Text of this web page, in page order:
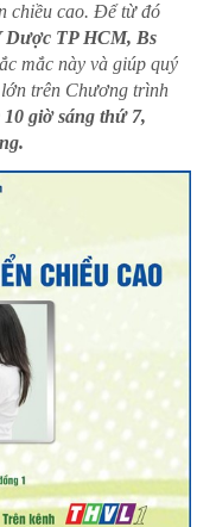
chiều cao. Để từ đó
Dược TP HCM, Bs
mắc này và giúp quý
trên Chương trình
giờ sáng thứ 7,